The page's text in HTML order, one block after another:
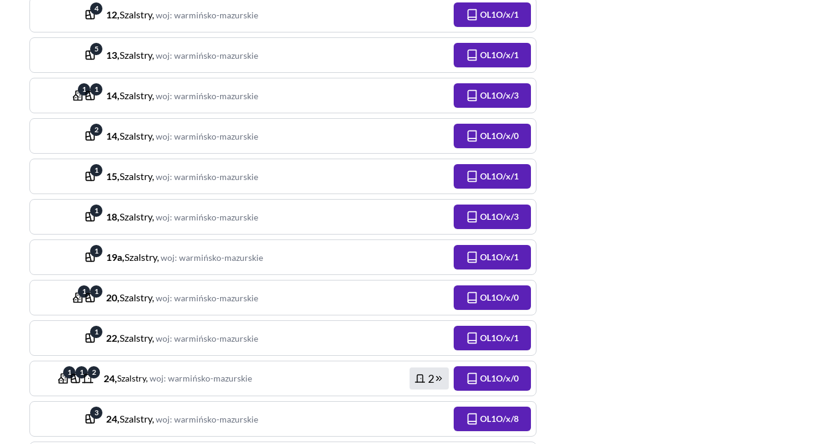
4
12,Szalstry,woj: warmińsko-mazurskie OL1O/x/1
5
13,Szalstry,woj: warmińsko-mazurskie OL1O/x/1
1 1
14,Szalstry,woj: warmińsko-mazurskie OL1O/x/3
2
14,Szalstry,woj: warmińsko-mazurskie OL1O/x/0
1
15,Szalstry,woj: warmińsko-mazurskie OL1O/x/1
1
18,Szalstry,woj: warmińsko-mazurskie OL1O/x/3
1
19a,Szalstry,woj: warmińsko-mazurskie OL1O/x/1
1 1
20,Szalstry,woj: warmińsko-mazurskie OL1O/x/0
1
22,Szalstry,woj: warmińsko-mazurskie OL1O/x/1
1 1 2
24,Szalstry,woj: warmińsko-mazurskie 2 OL1O/x/0
3
24,Szalstry,woj: warmińsko-mazurskie OL1O/x/8